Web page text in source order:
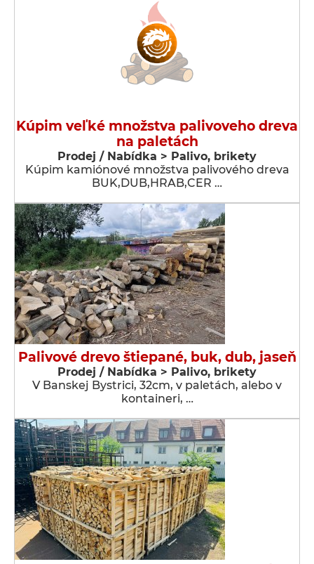
Kúpim veľké množstva palivoveho dreva
na paletách
Prodej / Nabídka > Palivo, brikety
Kúpim kamiónové množstva palivového dreva
BUK,DUB,HRAB,CER …
Palivové drevo štiepané, buk, dub, jaseň
Prodej / Nabídka > Palivo, brikety
V Banskej Bystrici, 32cm, v paletách, alebo v
kontaineri, …